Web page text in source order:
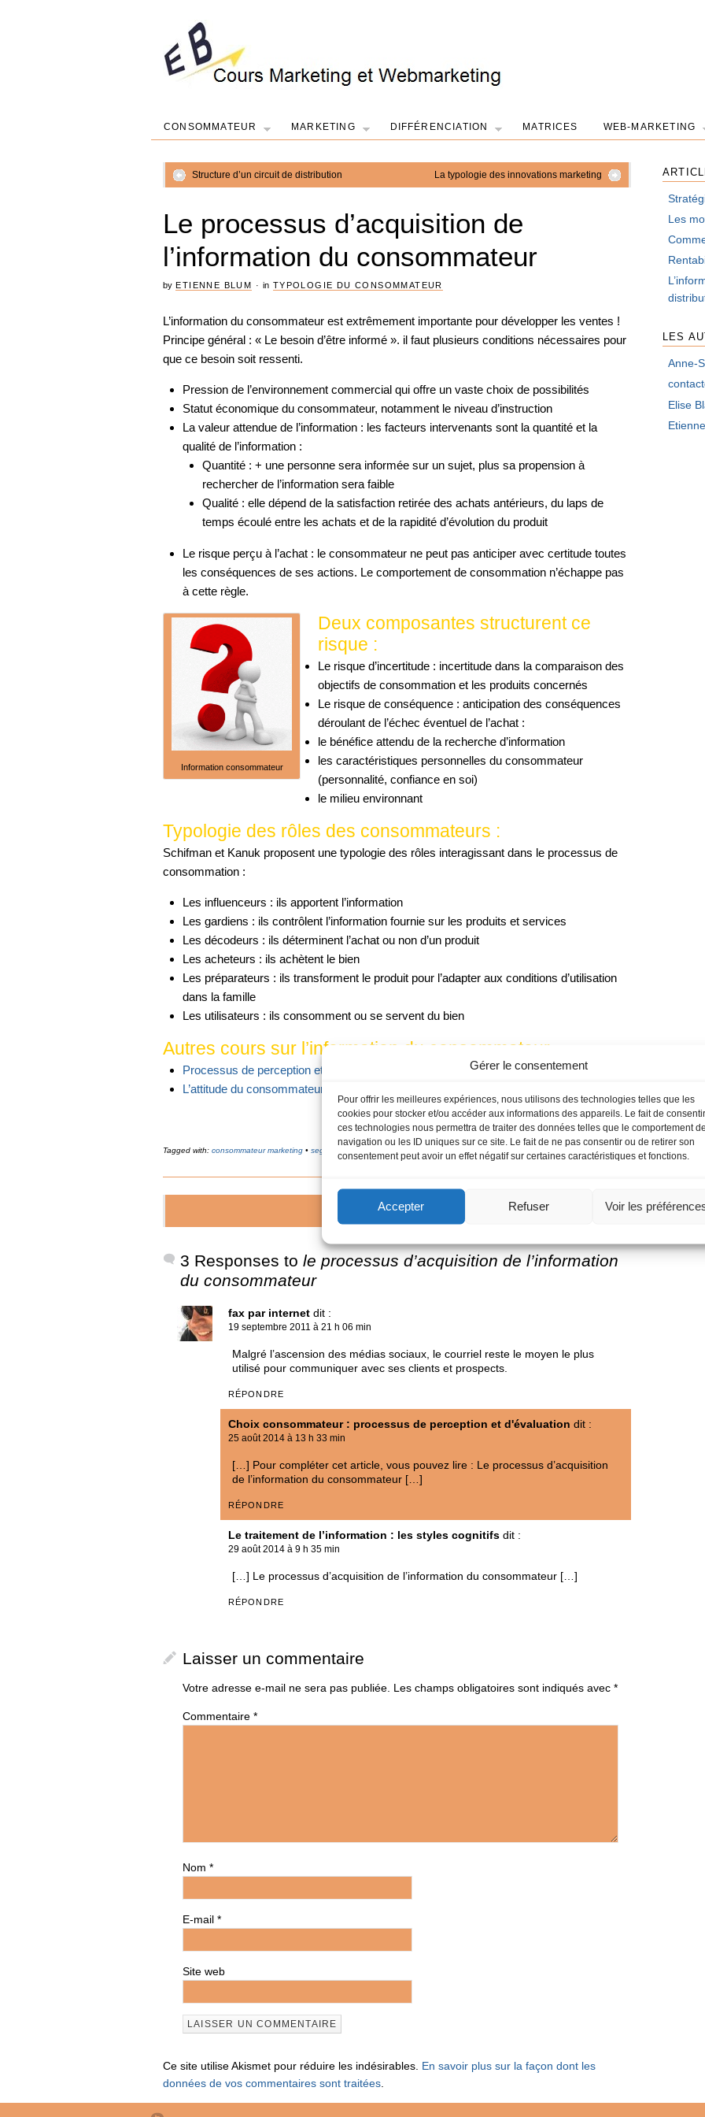
Gérer le consentement
Pour offrir les meilleures expériences, nous utilisons des technologies telles que les
cookies pour stocker et/ou accéder aux informations des appareils. Le fait de
ces technologies nous permettra de traiter des données telles que le comportement de
navigation ou les ID uniques sur ce site. Le fait de ne pas consentir ou de retirer son
consentement peut avoir un effet négatif sur certaines caractéristiques et fonctions.
Accepter Refuser Voir les
CONSOMMATEUR MARKETING DIFFÉRENCIATION MATRICES WEB-MARKETING
Structure d’un circuit de distribution La typologie des innovations marketing
Le processus d’acquisition de
l’information du consommateur
by ETIENNE BLUM ·in TYPOLOGIE DU CONSOMMATEUR
L’information du consommateur est extrêmement importante pour développer les ventes !
Principe général : « Le besoin d’être informé ». il faut plusieurs conditions nécessaires pour
que ce besoin soit ressenti.
Pression de l’environnement commercial qui offre un vaste choix de possibilités
Statut économique du consommateur, notamment le niveau d’instruction
La valeur attendue de l’information : les facteurs intervenants sont la quantité et la
qualité de l’information :
Quantité : + une personne sera informée sur un sujet, plus sa propension à
rechercher de l’information sera faible
Qualité : elle dépend de la satisfaction retirée des achats antérieurs, du laps de
temps écoulé entre les achats et de la rapidité d’évolution du produit
Le risque perçu à l’achat : le consommateur ne peut pas anticiper avec certitude toutes
les conséquences de ses actions. Le comportement de consommation n’échappe pas
à cette règle.
Information consommateur
Deux composantes structurent ce
risque :
Le risque d’incertitude : incertitude dans la comparaison des
objectifs de consommation et les produits concernés
Le risque de conséquence : anticipation des conséquences
déroulant de l’échec éventuel de l’achat :
le bénéfice attendu de la recherche d’information
les caractéristiques personnelles du consommateur
(personnalité, confiance en soi)
le milieu environnant
Typologie des rôles des consommateurs :
Schifman et Kanuk proposent une typologie des rôles interagissant dans le processus de
consommation :
Les influenceurs : ils apportent l’information
Les gardiens : ils contrôlent l’information fournie sur les produits et services
Les décodeurs : ils déterminent l’achat ou non d’un produit
Les acheteurs : ils achètent le bien
Les préparateurs : ils transforment le produit pour l’adapter aux conditions d’utilisation
dans la famille
Les utilisateurs : ils consomment ou se servent du bien
Autres cours sur l’information du consommateur
Processus de perception et d’évaluation
L’attitude du consommateur
Tagged with: consommateur marketing • segmentation consommateur
3 Responses to le processus d’acquisition de l’information
du consommateur
fax par internet dit :
19 septembre 2011 à 21 h 06 min
Malgré l’ascension des médias sociaux, le courriel reste le moyen le plus
utilisé pour communiquer avec ses clients et prospects.
RÉPONDRE
Choix consommateur : processus de perception et d'évaluation dit :
25 août 2014 à 13 h 33 min
[…] Pour compléter cet article, vous pouvez lire : Le processus d’acquisition
de l’information du consommateur […]
RÉPONDRE
Le traitement de l’information : les styles cognitifs dit :
29 août 2014 à 9 h 35 min
[…] Le processus d’acquisition de l’information du consommateur […]
RÉPONDRE
Laisser un commentaire
Votre adresse e-mail ne sera pas publiée. Les champs obligatoires sont indiqués avec *
Commentaire *
Nom *
E-mail *
Site web
Ce site utilise Akismet pour réduire les indésirables. En savoir plus sur la façon dont les
données de vos commentaires sont traitées.
Les
LES
Anne-
Elise